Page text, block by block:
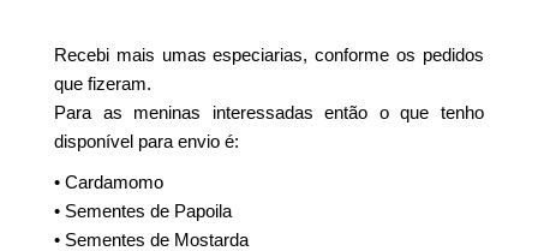
Recebi mais umas especiarias, conforme os pedidos
que fizeram.
Para as meninas interessadas então o que tenho
disponível para envio é:
• Cardamomo
• Sementes de Papoila
• Sementes de Mostarda